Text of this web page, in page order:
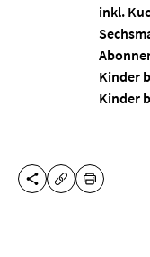
inkl.
Kinder
Kinder
SHARE THIS PAGE
COPY URL
PRINT